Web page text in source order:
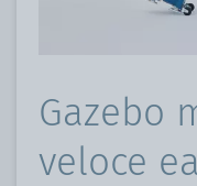
Gazebo
veloce